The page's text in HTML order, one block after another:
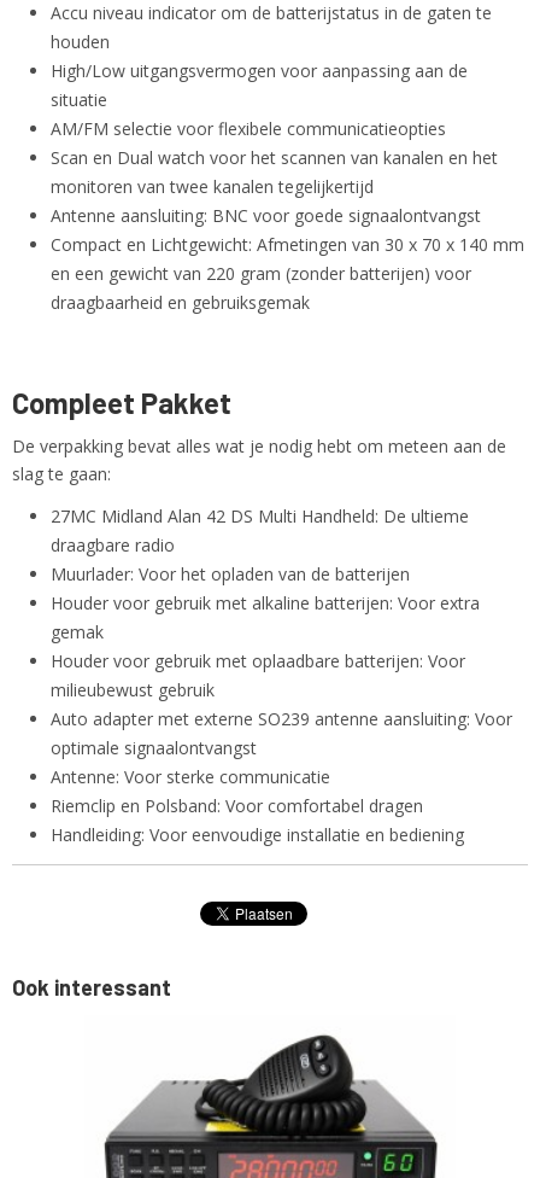
Accu niveau indicator om de batterijstatus in de gaten te
houden
High/Low uitgangsvermogen voor aanpassing aan de
situatie
AM/FM selectie voor flexibele communicatieopties
Scan en Dual watch voor het scannen van kanalen en het
monitoren van twee kanalen tegelijkertijd
Antenne aansluiting: BNC voor goede signaalontvangst
Compact en Lichtgewicht: Afmetingen van 30 x 70 x 140 mm
en een gewicht van 220 gram (zonder batterijen) voor
draagbaarheid en gebruiksgemak
Compleet Pakket
De verpakking bevat alles wat je nodig hebt om meteen aan de
slag te gaan:
27MC Midland Alan 42 DS Multi Handheld: De ultieme
draagbare radio
Muurlader: Voor het opladen van de batterijen
Houder voor gebruik met alkaline batterijen: Voor extra
gemak
Houder voor gebruik met oplaadbare batterijen: Voor
milieubewust gebruik
Auto adapter met externe SO239 antenne aansluiting: Voor
optimale signaalontvangst
Antenne: Voor sterke communicatie
Riemclip en Polsband: Voor comfortabel dragen
Handleiding: Voor eenvoudige installatie en bediening
Ook interessant